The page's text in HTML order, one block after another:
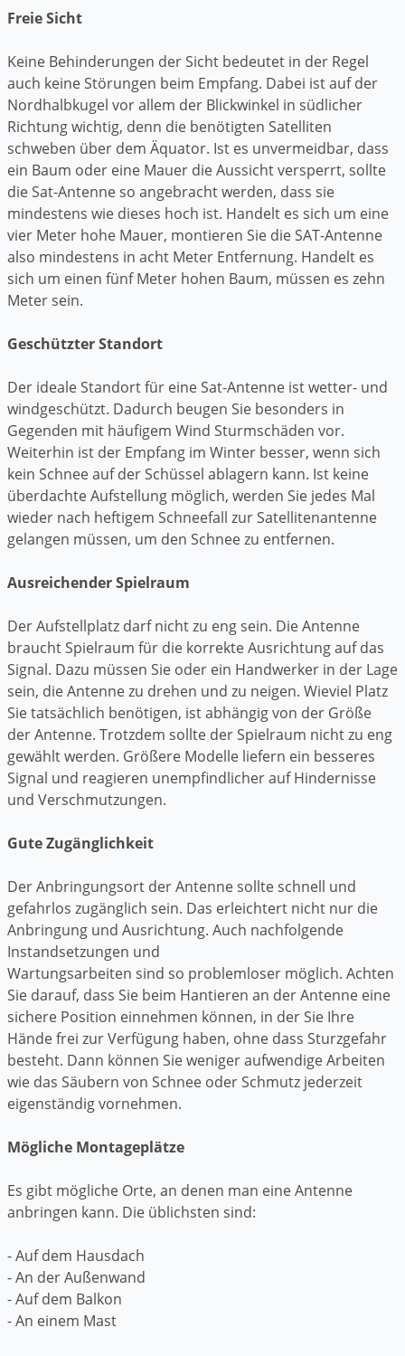
Freie Sicht
Keine Behinderungen der Sicht bedeutet in der Regel
auch keine Störungen beim Empfang. Dabei ist auf der
Nordhalbkugel vor allem der Blickwinkel in südlicher
Richtung wichtig, denn die benötigten Satelliten
schweben über dem Äquator. Ist es unvermeidbar, dass
ein Baum oder eine Mauer die Aussicht versperrt, sollte
die Sat-Antenne so angebracht werden, dass sie
mindestens wie dieses hoch ist. Handelt es sich um eine
vier Meter hohe Mauer, montieren Sie die SAT-Antenne
also mindestens in acht Meter Entfernung. Handelt es
sich um einen fünf Meter hohen Baum, müssen es zehn
Meter sein.
Geschützter Standort
Der ideale Standort für eine Sat-Antenne ist wetter- und
windgeschützt. Dadurch beugen Sie besonders in
Gegenden mit häufigem Wind Sturmschäden vor.
Weiterhin ist der Empfang im Winter besser, wenn sich
kein Schnee auf der Schüssel ablagern kann. Ist keine
überdachte Aufstellung möglich, werden Sie jedes Mal
wieder nach heftigem Schneefall zur Satellitenantenne
gelangen müssen, um den Schnee zu entfernen.
Ausreichender Spielraum
Der Aufstellplatz darf nicht zu eng sein. Die Antenne
braucht Spielraum für die korrekte Ausrichtung auf das
Signal. Dazu müssen Sie oder ein Handwerker in der Lage
sein, die Antenne zu drehen und zu neigen. Wieviel Platz
Sie tatsächlich benötigen, ist abhängig von der Größe
der Antenne. Trotzdem sollte der Spielraum nicht zu eng
gewählt werden. Größere Modelle liefern ein besseres
Signal und reagieren unempfindlicher auf Hindernisse
und Verschmutzungen.
Gute Zugänglichkeit
Der Anbringungsort der Antenne sollte schnell und
gefahrlos zugänglich sein. Das erleichtert nicht nur die
Anbringung und Ausrichtung. Auch nachfolgende
Instandsetzungen und
Wartungsarbeiten sind so problemloser möglich. Achten
Sie darauf, dass Sie beim Hantieren an der Antenne eine
sichere Position einnehmen können, in der Sie Ihre
Hände frei zur Verfügung haben, ohne dass Sturzgefahr
besteht. Dann können Sie weniger aufwendige Arbeiten
wie das Säubern von Schnee oder Schmutz jederzeit
eigenständig vornehmen.
Mögliche Montageplätze
Es gibt mögliche Orte, an denen man eine Antenne
anbringen kann. Die üblichsten sind:
- Auf dem Hausdach
- An der Außenwand
- Auf dem Balkon
- An einem Mast